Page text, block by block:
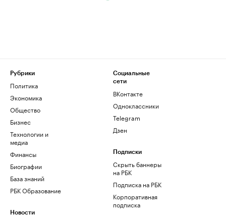
Рубрики
Политика
Экономика
Общество
Бизнес
Технологии и
медиа
Финансы
Биографии
База знаний
РБК Образование
Новости
Социальные
сети
ВКонтакте
Одноклассники
Telegram
Дзен
Подписки
Скрыть баннеры
на РБК
Подписка на РБК
Корпоративная
подписка